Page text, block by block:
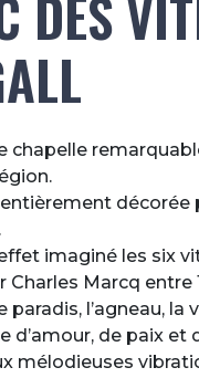
DES
chapelle
entièrement décorée
imaginé les six
Marcq entre
l’agneau, la
d’amour, de paix et
mélodieuses